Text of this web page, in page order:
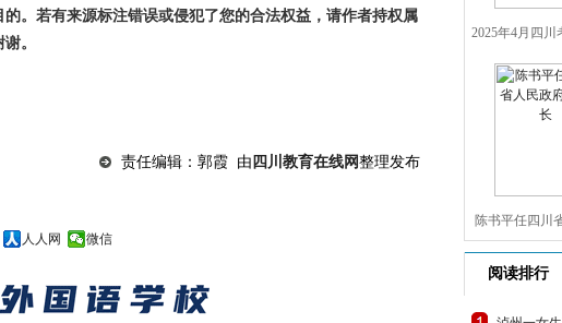
。若有来源标注错误或侵犯了您的合法权益，请作者持权属
。
责任编辑：郭霞 由 四川教育在线网整理发布
人人网 微信
2025年4月四川
历出
陈书平任四川
秘书长
阅读排行